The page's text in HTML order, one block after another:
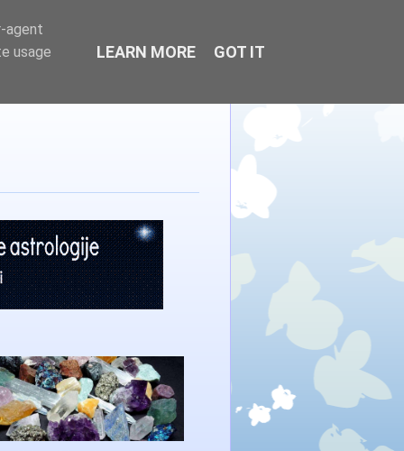
agent
usage
LEARN MORE GOT IT